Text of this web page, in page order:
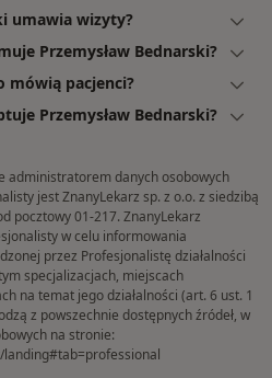
umawia wizyty?
Przemysław Bednarski?
mówią pacjenci?
Przemysław Bednarski?
administratorem danych osobowych
jest ZnanyLekarz sp. z o.o. z siedzibą
pocztowy 01-217. ZnanyLekarz
w celu informowania
przez Profesjonalistę działalności
specjalizacjach, miejscach
na temat jego działalności (art. 6 ust. 1
z powszechnie dostępnych źródeł, w
na stronie: